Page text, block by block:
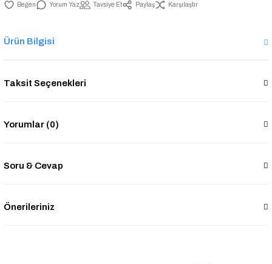
Yorum Yaz Tavsiye Et Paylaş Karşılaştır
Ürün Bilgisi
Taksit Seçenekleri
Yorumlar (0)
Soru & Cevap
Önerileriniz